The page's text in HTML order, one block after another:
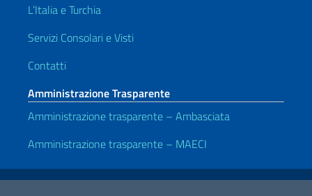
L’Italia e Turchia
Servizi Consolari e Visti
Contatti
Amministrazione Trasparente
Amministrazione trasparente – Ambasciata
Amministrazione trasparente – MAECI
Link Utili